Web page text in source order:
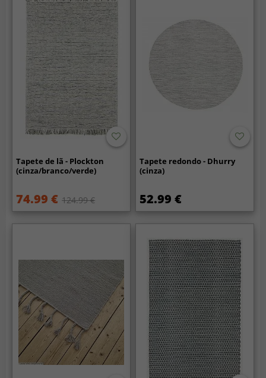
Tapete de lã - Plockton
(cinza/branco/verde)
74.99 € 124.99 €
Tapete redondo - Dhurry
(cinza)
52.99 €